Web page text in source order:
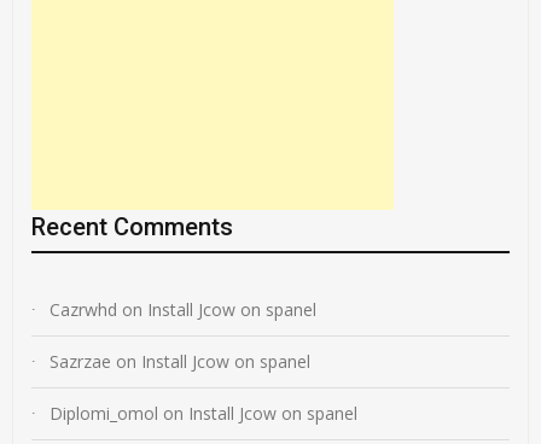
Recent Comments
Cazrwhd on Install Jcow on spanel
Sazrzae on Install Jcow on spanel
Diplomi_omol on Install Jcow on spanel